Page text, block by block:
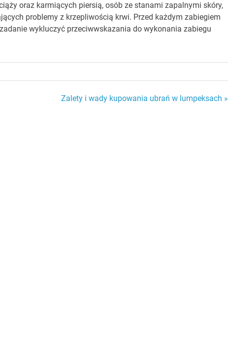
oraz karmiących piersią, osób ze stanami zapalnymi skóry,
problemy z krzepliwością krwi. Przed każdym zabiegiem
wykluczyć przeciwwskazania do wykonania zabiegu
Zalety i wady kupowania ubrań w lumpeksach »